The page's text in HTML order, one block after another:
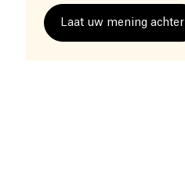
Laat uw mening achter